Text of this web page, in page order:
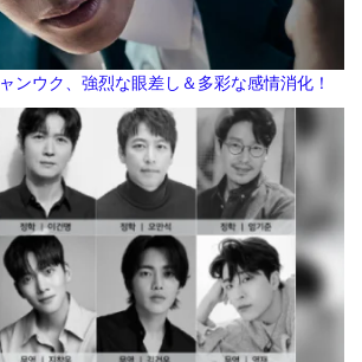
ンウク、強烈な眼差し＆多彩な感情消化！